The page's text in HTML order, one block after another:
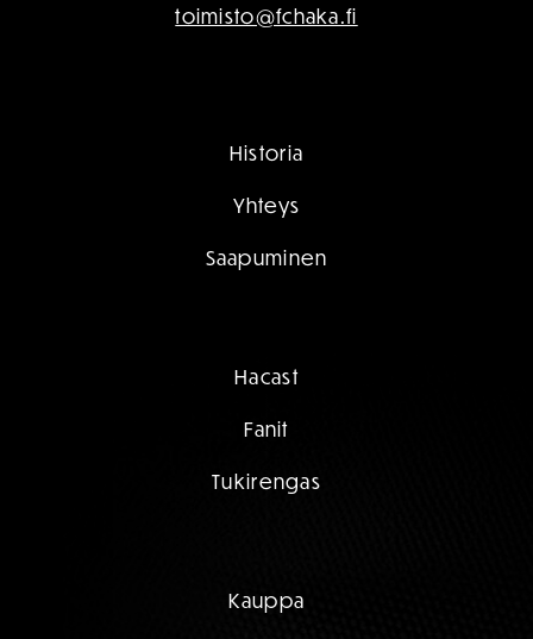
toimisto@fchaka.fi
Historia
Yhteys
Saapuminen
Hacast
Fanit
Tukirengas
Kauppa